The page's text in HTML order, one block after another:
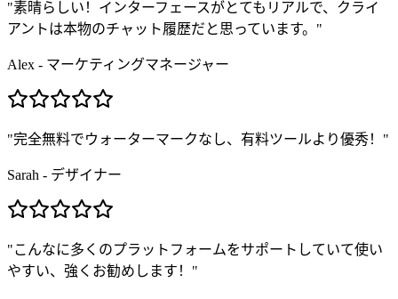
"素晴らしい！インターフェースがとてもリアルで、クライ
アントは本物のチャット履歴だと思っています。 "
Alex - マーケティングマネージャー
"完全無料でウォーターマークなし、有料ツールより優秀！ "
Sarah - デザイナー
"こんなに多くのプラットフォームをサポートしていて使い
やすい、強くお勧めします！ "